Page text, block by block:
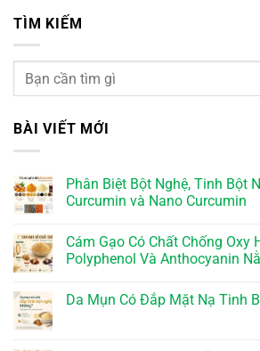
TÌM KIẾM
BÀI VIẾT MỚI
Phân Biệt Bột Nghệ, Tinh Bột
Curcumin và Nano Curcumin
Cám Gạo Có Chất Chống Oxy
Polyphenol Và Anthocyanin
Da Mụn Có Đắp Mặt Nạ Tinh